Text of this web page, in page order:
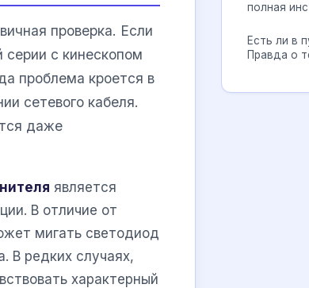
проверка. Если
серии с кинескопом
проблема кроется в
сетевого кабеля.
даже
является
В отличие от
мигать светодиод
В редких случаях,
характерный
полная
Есть ли в
Правда о